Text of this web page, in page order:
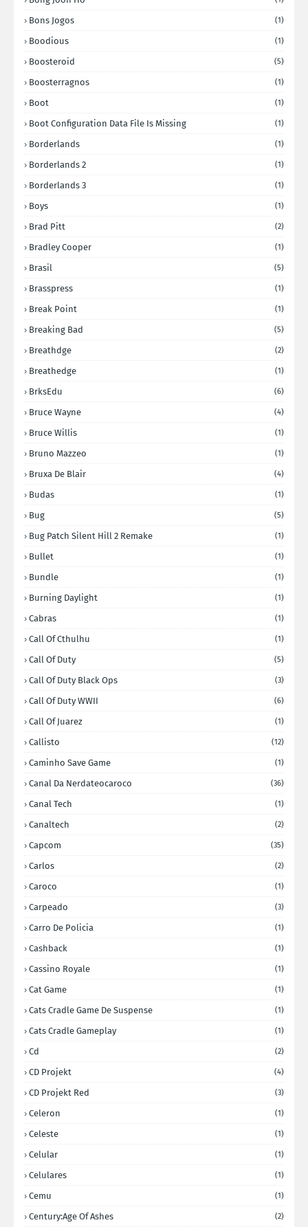
Bons Jogos (1)
Boodious (1)
Boosteroid (5)
Boosterragnos (1)
Boot (1)
Boot Configuration Data File Is Missing (1)
Borderlands (1)
Borderlands 2 (1)
Borderlands 3 (1)
Boys (1)
Brad Pitt (2)
Bradley Cooper (1)
Brasil (5)
Brasspress (1)
Break Point (1)
Breaking Bad (5)
Breathdge (2)
Breathedge (1)
BrksEdu (6)
Bruce Wayne (4)
Bruce Willis (1)
Bruno Mazzeo (1)
Bruxa De Blair (4)
Budas (1)
Bug (5)
Bug Patch Silent Hill 2 Remake (1)
Bullet (1)
Bundle (1)
Burning Daylight (1)
Cabras (1)
Call Of Cthulhu (1)
Call Of Duty (5)
Call Of Duty Black Ops (3)
Call Of Duty WWII (6)
Call Of Juarez (1)
Callisto (12)
Caminho Save Game (1)
Canal Da Nerdateocaroco (36)
Canal Tech (1)
Canaltech (2)
Capcom (35)
Carlos (2)
Caroco (1)
Carpeado (3)
Carro De Policia (1)
Cashback (1)
Cassino Royale (1)
Cat Game (1)
Cats Cradle Game De Suspense (1)
Cats Cradle Gameplay (1)
Cd (2)
CD Projekt (4)
CD Projekt Red (3)
Celeron (1)
Celeste (1)
Celular (1)
Celulares (1)
Cemu (1)
Century:Age Of Ashes (2)